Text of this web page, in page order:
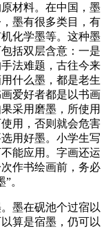
材料。在中国，墨
墨有很多类目，有
化学墨等。这种墨
括双层含意：一是
法难题，古往今来
什么墨，都是老生
爱好者都是以书画
采用磨墨，所使用
用，否则就会危害
用好墨。小学生写
能应用。字画还运
作书绘画前，务必
。
墨在砚池个过宿以
算是宿墨，仍可以